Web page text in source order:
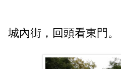
城內街，回頭看東門。